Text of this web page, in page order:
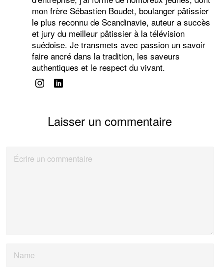
mon frère Sébastien Boudet, boulanger pâtissier
le plus reconnu de Scandinavie, auteur a succès
et jury du meilleur pâtissier à la télévision
suédoise. Je transmets avec passion un savoir
faire ancré dans la tradition, les saveurs
authentiques et le respect du vivant.
Laisser un commentaire